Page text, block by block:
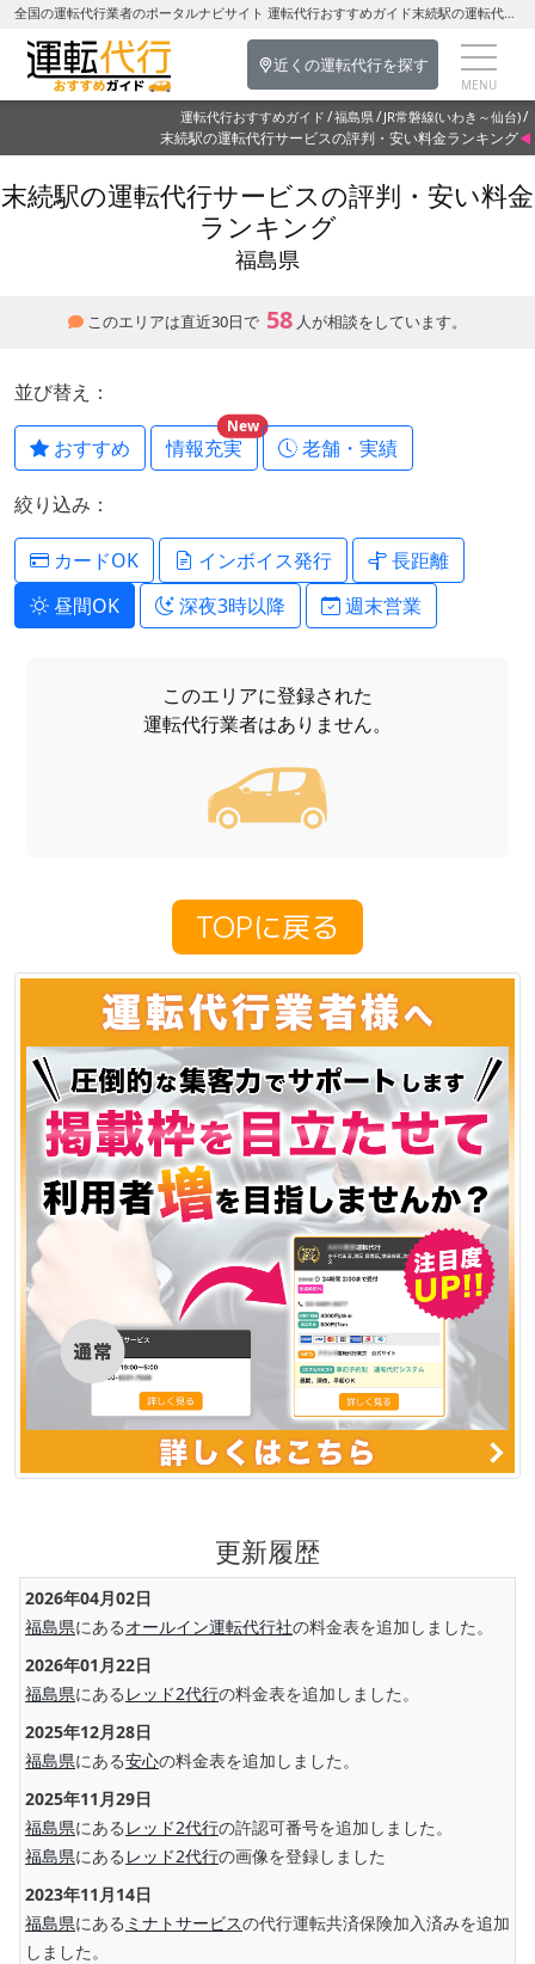
全国の運転代行業者のポータルナビサイト 運転代行おすすめガイド末続駅の運転代行を探す-福島県の運転代行
近くの運転代行を探す
運転代行おすすめガイド 福島県 JR常磐線(いわき～仙台)
末続駅の運転代行サービスの評判・安い料金ランキング
末続駅の運転代行サービスの評判・安い料金
ランキング
福島県
このエリアは直近30日で 58 人が相談をしています。
並び替え：
おすすめ 情報充実
New
老舗・実績
絞り込み：
カードOK インボイス発行
長距離
昼間OK
深夜3時以降 週末営業
このエリアに登録された
運転代行業者はありません。
TOPに戻る
更新履歴
2026年04月02日
福島県にあるオールイン運転代行社の料金表を追加しました。
2026年01月22日
福島県にある レッド2代行の料金表を追加しました。
2025年12月28日
福島県にある安心の料金表を追加しました。
2025年11月29日
福島県にある レッド2代行の許認可番号を追加しました。
福島県にある レッド2代行の画像を登録しました
2023年11月14日
福島県にある ミナトサービスの代行運転共済保険加入済みを追加
しました。